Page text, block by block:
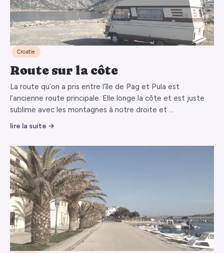
Croatie
Route sur la côte
La route qu’on a pris entre l’île de Pag et Pula est
l’ancienne route principale. Elle longe la côte et est juste
sublime avec les montagnes à notre droite et …
lire la suite →